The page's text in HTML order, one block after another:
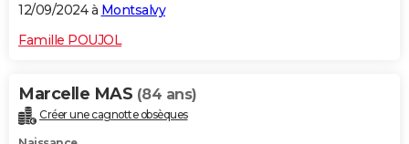
12/09/2024 à Montsalvy
Famille POUJOL
Marcelle MAS (84 ans)
Créer une cagnotte obsèques